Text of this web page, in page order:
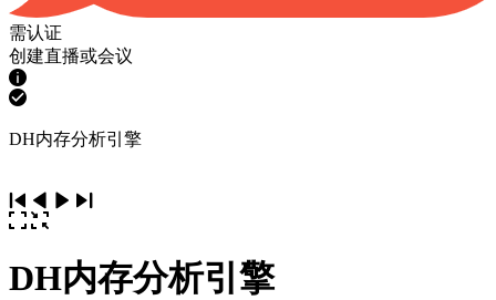
需认证
创建直播或会议
DH内存分析引擎
DH内存分析引擎